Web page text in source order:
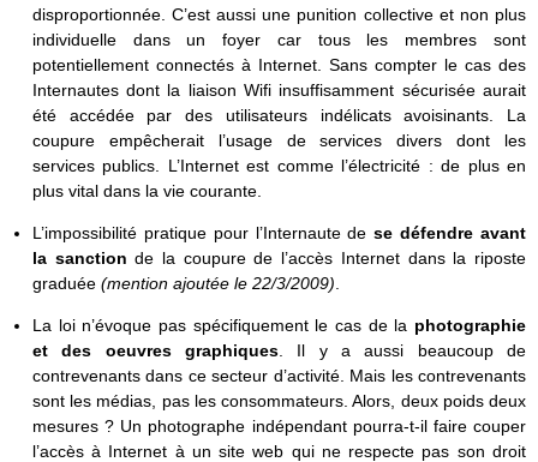
disproportionnée. C’est aussi une punition collective et non plus
individuelle dans un foyer car tous les membres sont
potentiellement connectés à Internet. Sans compter le cas des
Internautes dont la liaison Wifi insuffisamment sécurisée aurait
été accédée par des utilisateurs indélicats avoisinants. La
coupure empêcherait l’usage de services divers dont les
services publics. L’Internet est comme l’électricité : de plus en
plus vital dans la vie courante.
L’impossibilité pratique pour l’Internaute dese défendre avant
la sanctionde la coupure de l’accès Internet dans la riposte
graduée (mention ajoutée le 22/3/2009)
La loi n’évoque pas spécifiquement le cas de la photographie
et des oeuvres graphiques. Il y a aussi beaucoup de
contrevenants dans ce secteur d’activité. Mais les contrevenants
sont les médias, pas les consommateurs. Alors, deux poids deux
mesures ? Un photographe indépendant pourra-t-il faire couper
l’accès à Internet à un site web qui ne respecte pas son droit